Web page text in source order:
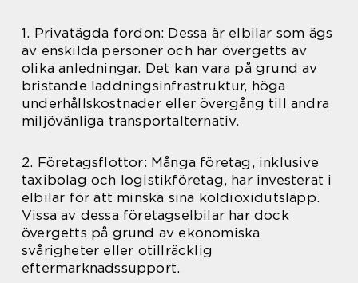
1. Privatägda fordon: Dessa är elbilar som ägs
av enskilda personer och har övergetts av
olika anledningar. Det kan vara på grund av
bristande laddningsinfrastruktur, höga
underhållskostnader eller övergång till andra
miljövänliga transportalternativ.
2. Företagsflottor: Många företag, inklusive
taxibolag och logistikföretag, har investerat i
elbilar för att minska sina koldioxidutsläpp.
Vissa av dessa företagselbilar har dock
övergetts på grund av ekonomiska
svårigheter eller otillräcklig
eftermarknadssupport.